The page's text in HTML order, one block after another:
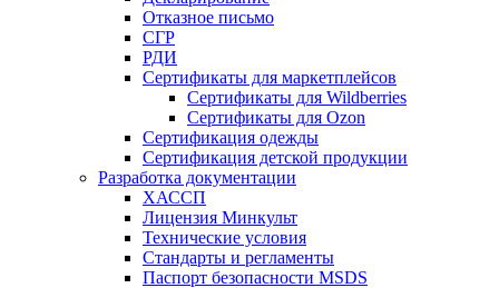
Отказное письмо
СГР
РДИ
Сертификаты для маркетплейсов
Сертификаты для Wildberries
Сертификаты для Ozon
Сертификация одежды
Сертификация детской продукции
Разработка документации
ХАССП
Лицензия Минкульт
Технические условия
Стандарты и регламенты
Паспорт безопасности MSDS